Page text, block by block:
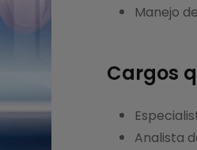
Manejo
Cargos
Analista